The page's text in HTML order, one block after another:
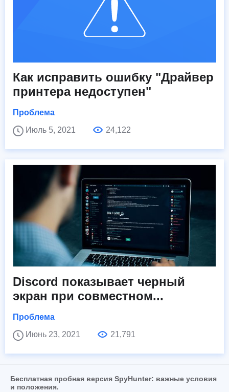
Как исправить ошибку "Драйвер
принтера недоступен"
Проблема
Июль 5, 2021
24,122
Discord показывает черный
экран при совместном...
Проблема
Июнь 23, 2021
21,791
Бесплатная пробная версия SpyHunter: важные условия
и положения.